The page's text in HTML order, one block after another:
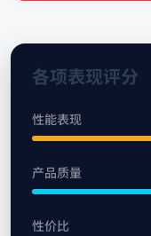
各项表现评分
性能表现
产品质量
性价比